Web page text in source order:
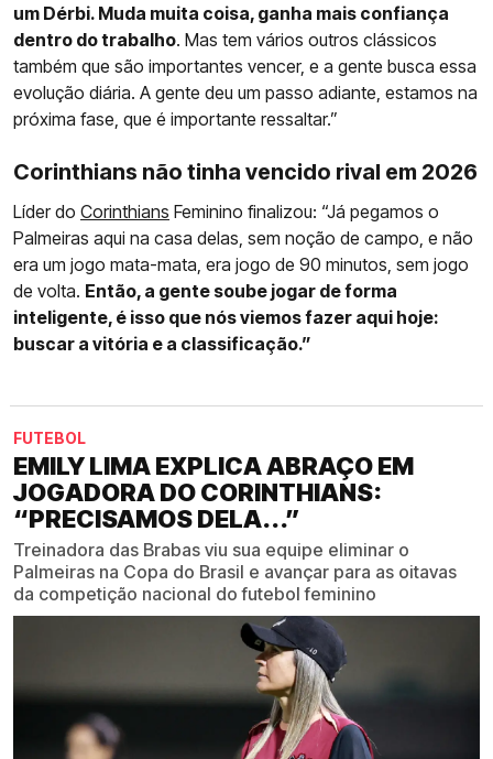
um Dérbi. Muda muita coisa, ganha mais confiança
dentro do trabalho. Mas tem vários outros clássicos
também que são importantes vencer, e a gente busca essa
evolução diária. A gente deu um passo adiante, estamos na
próxima fase, que é importante ressaltar.”
Corinthians não tinha vencido rival em 2026
Líder do Corinthians Feminino finalizou: “Já pegamos o
Palmeiras aqui na casa delas, sem noção de campo, e não
era um jogo mata-mata, era jogo de 90 minutos, sem jogo
de volta. Então, a gente soube jogar de forma
inteligente, é isso que nós viemos fazer aqui hoje:
buscar a vitória e a classificação.”
FUTEBOL
EMILY LIMA EXPLICA ABRAÇO EM
JOGADORA DO CORINTHIANS:
“PRECISAMOS DELA...”
Treinadora das Brabas viu sua equipe eliminar o
Palmeiras na Copa do Brasil e avançar para as oitavas
da competição nacional do futebol feminino